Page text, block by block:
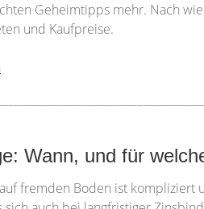
Geheimtipps mehr. Nach
und Kaufpreise.
Wann, und für
fremden Boden ist